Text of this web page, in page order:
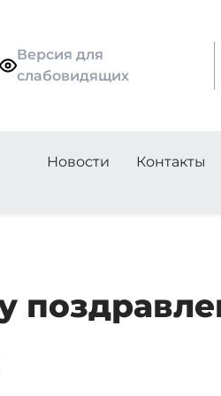
Версия для
слабовидящих
Новости Контакты